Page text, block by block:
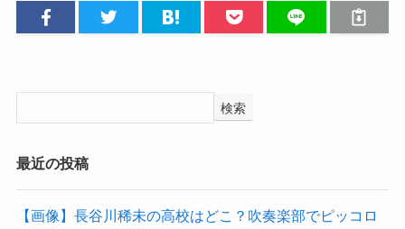
検索
最近の投稿
【画像】長谷川稀未の高校はどこ？吹奏楽部でピッコロ